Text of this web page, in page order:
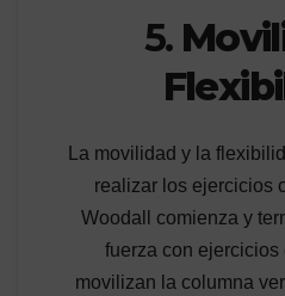
5.
La movilidad y la
realizar los ejercicios
Woodall comienza y
fuerza con
movilizan la columna